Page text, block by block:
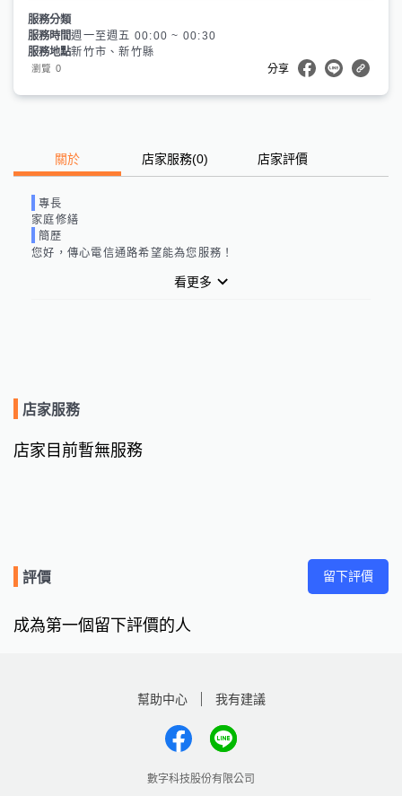
服務分類
服務時間週一至週五 00:00 ~ 00:30
服務地點新竹市、新竹縣
瀏覽 0 分享
關於 店家服務(0) 店家評價
專長
家庭修繕
簡歷
您好，傳心電信通路希望能為您服務！
看更多
店家服務
店家目前暫無服務
評價 留下評價
成為第一個留下評價的人
幫助中心 我有建議
數字科技股份有限公司